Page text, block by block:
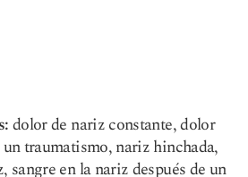
dolor de nariz constante, dolor
traumatismo, nariz hinchada,
sangre en la nariz después de un